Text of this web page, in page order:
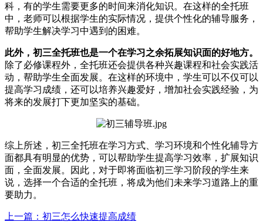
科，有的学生需要更多的时间来消化知识。在这样的全托班
中，老师可以根据学生的实际情况，提供个性化的辅导服务，
帮助学生解决学习中遇到的困难。
此外，初三全托班也是一个在学习之余拓展知识面的好地方。
除了必修课程外，全托班还会提供各种兴趣课程和社会实践活
动，帮助学生全面发展。在这样的环境中，学生可以不仅可以
提高学习成绩，还可以培养兴趣爱好，增加社会实践经验，为
将来的发展打下更加坚实的基础。
综上所述，初三全托班在学习方式、学习环境和个性化辅导方
面都具有明显的优势，可以帮助学生提高学习效率，扩展知识
面，全面发展。因此，对于即将面临初三学习阶段的学生来
说，选择一个合适的全托班，将成为他们未来学习道路上的重
要助力。
上一篇：初三怎么快速提高成绩